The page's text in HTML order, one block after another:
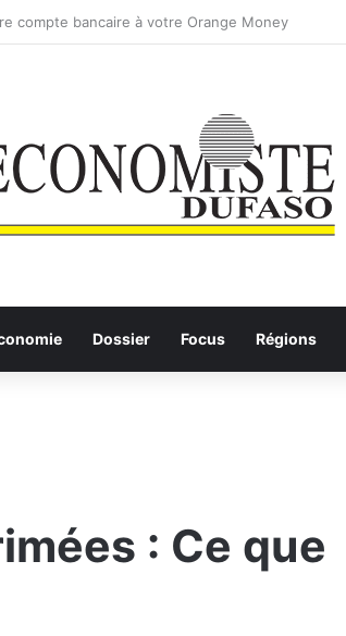
quittent la compétition
Dossier Focus Régions
: Ce que